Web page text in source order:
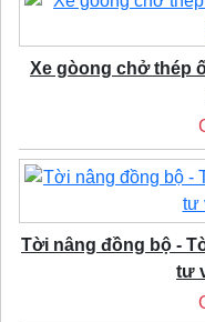
Xe gòong chở thép
Tời nâng đồng bộ -
tư